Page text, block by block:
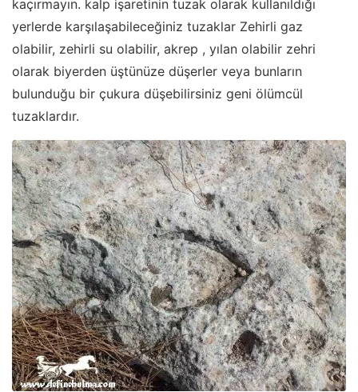
kaçırmayın. kalp işaretinin tuzak olarak kullanıldığı
yerlerde karşılaşabileceğiniz tuzaklar Zehirli gaz
olabilir, zehirli su olabilir, akrep , yılan olabilir zehri
olarak biyerden üştünüze düşerler veya bunların
bulunduğu bir çukura düşebilirsiniz geni ölümcül
tuzaklardır.